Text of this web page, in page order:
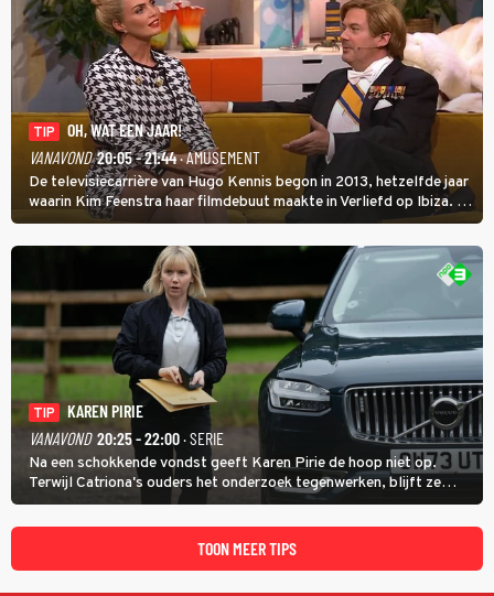
TIP
OH, WAT EEN JAAR!
VANAVOND 20:05 - 21:44· AMUSEMENT
De televisiecarrière van Hugo Kennis begon in 2013, hetzelfde jaar
waarin Kim Feenstra haar filmdebuut maakte in Verliefd op Ibiza. In
Oh, Wat een Jaar! wordt duidelijk wat ze nog meer weten van het
jaar waarin ze allebei eindtwintigers waren.
TIP
KAREN PIRIE
VANAVOND 20:25 - 22:00· SERIE
Na een schokkende vondst geeft Karen Pirie de hoop niet op.
Terwijl Catriona's ouders het onderzoek tegenwerken, blijft ze
speuren naar Adam. In deze slotaflevering van Karen Pirie leidt het
spoor via Frankrijk en Italië naar Malta.
TOON MEER TIPS